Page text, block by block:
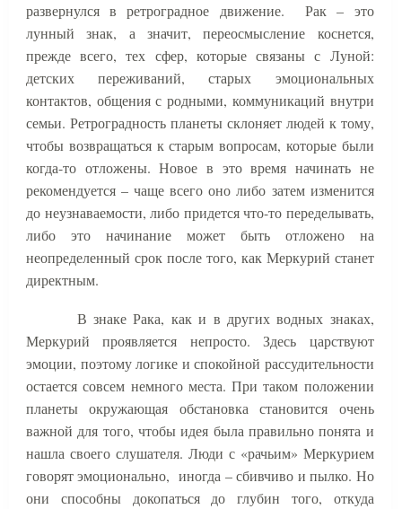
развернулся в ретроградное движение.
Рак – это
лунный знак, а значит, переосмысление коснется,
прежде всего, тех сфер, которые связаны с Луной:
детских переживаний, старых эмоциональных
контактов, общения с родными, коммуникаций внутри
семьи. Ретроградность планеты склоняет людей к тому,
чтобы возвращаться к старым вопросам, которые были
когда-то отложены. Новое в это время начинать не
рекомендуется – чаще всего оно либо затем изменится
до неузнаваемости, либо придется что-то переделывать,
либо это начинание может быть отложено на
неопределенный срок после того, как Меркурий станет
директным.
В знаке Рака, как и в других водных знаках,
Меркурий проявляется непросто. Здесь царствуют
эмоции, поэтому логике и спокойной рассудительности
остается совсем немного места. При таком положении
планеты окружающая обстановка становится очень
важной для того, чтобы идея была правильно понята и
нашла своего слушателя. Люди с «рачьим» Меркурием
говорят эмоционально, иногда – сбивчиво и пылко. Но
они способны докопаться до глубин того, откуда